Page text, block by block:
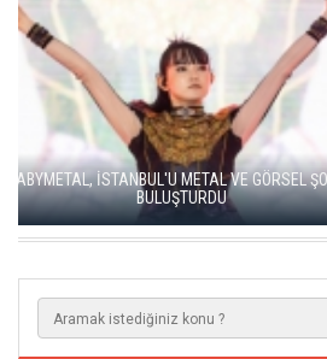
SOUND OF EUROPE BEŞİNCİ YILINDA
İZMİR'DE